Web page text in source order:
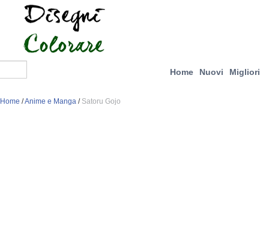
Home Nuovi Migliori
Home /Anime e Manga / Satoru Gojo